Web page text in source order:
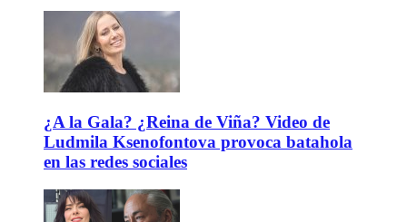
¿A la Gala? ¿Reina de Viña? Video de
Ludmila Ksenofontova provoca batahola
en las redes sociales